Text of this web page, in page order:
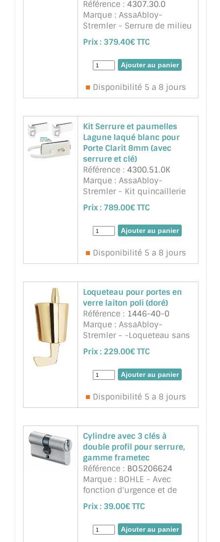
Référence : 4307.30.0
Marque : AssaAbloy-
Stremler - Serrure de milieu
à cylindre avec béquille
intérieure et bouton fixe
extérieur, condamnation
sans avancement du pêne.
en verre ...suite
Prix : 379.40€ TTC
Disponibilité 5 a 8 jours
Kit Serrure et paumelles
Lagune laqué blanc pour
Porte Clarit 8mm (avec
serrure et clé)
Référence : 4300.51.0K
Marque : AssaAbloy-
Stremler - Kit quincaillerie
Lagune laqué blanc pour
Porte Clarit épaisseur 8mm ,
ref 4300 Serrure, 2
paumelles ref.4200 (ou
(ref 3206 ou équivalent
Longoni) en ...suite
Prix : 789.00€ TTC
Disponibilité 5 a 8 jours
Loqueteau pour portes en
verre laiton poli (doré)
Référence : 1446-40-0
Marque : AssaAbloy-
Stremler - -Loqueteau sans
façonnage du verre. Pour
verre 8 à 10mm -Ne
nécessite aucune encoche -
Se pose sur le chant du
Blocage du pêne en position
sorti ...suite
Prix : 229.00€ TTC
Disponibilité 5 a 8 jours
Cylindre avec 3 clés à
double profil pour serrure,
gamme frametec
Référence : BO5206624
Marque : BOHLE - Avec
fonction d'urgence et de
danger - Même si une clé
est insérée dans le cylindre
de l'intérieur, le cylindre
peut être actionné de
Prix : 39.00€ TTC